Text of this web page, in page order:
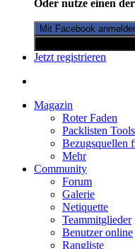
Oder nutze einen
Mit Facebook
Jetzt registrieren
Magazin
Roter Faden
Packlisten Tools
Bezugsquellen
Mehr
Community
Forum
Galerie
Netiquette
Teammitglieder
Benutzer online
Rangliste